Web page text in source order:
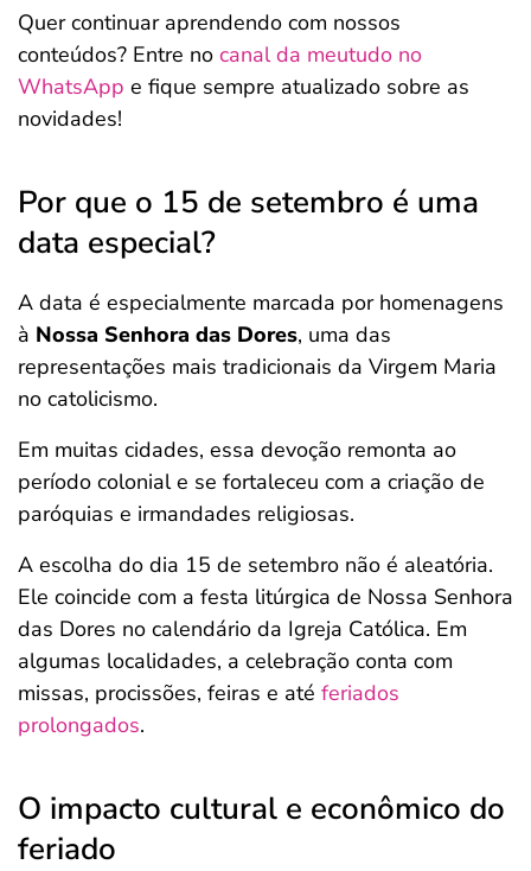
Quer continuar aprendendo com nossos
conteúdos? Entre no canal da meutudo no
WhatsApp e fique sempre atualizado sobre as
novidades!
Por que o 15 de setembro é uma
data especial?
A data é especialmente marcada por homenagens
à Nossa Senhora das Dores, uma das
representações mais tradicionais da Virgem Maria
no catolicismo.
Em muitas cidades, essa devoção remonta ao
período colonial e se fortaleceu com a criação de
paróquias e irmandades religiosas.
A escolha do dia 15 de setembro não é aleatória.
Ele coincide com a festa litúrgica de Nossa Senhora
das Dores no calendário da Igreja Católica. Em
algumas localidades, a celebração conta com
missas, procissões, feiras e até feriados
prolongados.
O impacto cultural e econômico do
feriado